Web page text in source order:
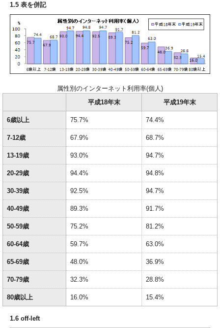
1.5 表を併記
属性別のインターネット利用率(個人)
平成18年末
平成19年末
6歳以上 75.7% 74.4%
7‐12歳 67.9% 68.7%
13‐19歳 93.0% 94.7%
20‐29歳 94.4% 94.8%
30‐39歳 92.5% 94.7%
40‐49歳 89.3% 91.7%
50‐59歳 75.2% 81.2%
60‐64歳 59.7% 63.0%
65‐69歳 48.0% 36.9%
70‐79歳 32.3% 28.8%
80歳以上 16.0% 15.4%
1.6 off-left